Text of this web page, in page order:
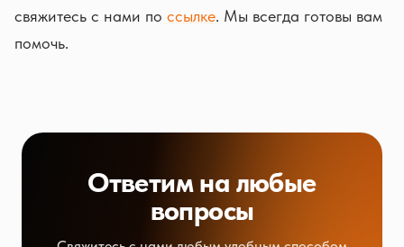
свяжитесь с нами по ссылке. Мы всегда готовы вам
помочь.
Ответим на любые
вопросы